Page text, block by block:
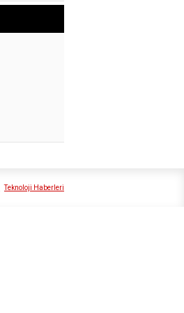
Teknoloji Haberleri